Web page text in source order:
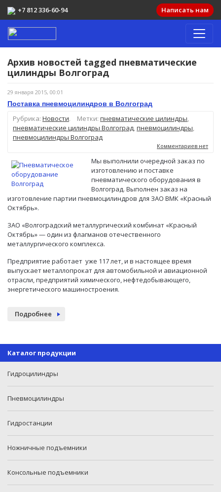
+7 812 336-60-94 Написать нам
Архив новостей tagged пневматические
цилиндры Волгоград
29 января 2015, 00:01
Поставка пневмоцилиндров в Волгоград
Рубрика: Новости. Метки: пневматические цилиндры,
пневматические цилиндры Волгоград,пневмоцилиндры,
пневмоцилиндры Волгоград
Комментариев нет
Мы выполнили очередной заказ по
изготовлению и поставке
пневматического оборудования в
Волгоград. Выполнен заказ на
изготовление партии пневмоцилиндров для ЗАО ВМК «Красный
Октябрь».
ЗАО «Волгоградский металлургический комбинат «Красный
Октябрь» — один из флагманов отечественного
металлургического комплекса.
Предприятие работает уже 117 лет, и в настоящее время
выпускает металлопрокат для автомобильной и авиационной
отрасли, предприятий химического, нефтедобывающего,
энергетического машиностроения.
Подробнее
Каталог продукции
Гидроцилиндры
Пневмоцилиндры
Гидростанции
Ножничные подъемники
Консольные подъемники